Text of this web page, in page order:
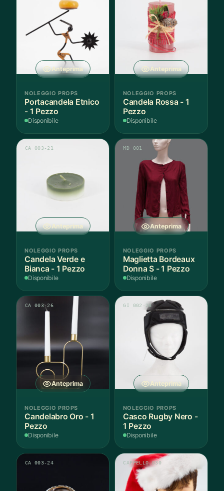
Anteprima
NOLEGGIO PROPS
Portacandela Etnico
- 1 Pezzo
Disponibile
Anteprima
NOLEGGIO PROPS
Candela Rossa - 1
Pezzo
Disponibile
Anteprima
CA 003-21
NOLEGGIO PROPS
Candela Verde e
Bianca - 1 Pezzo
Disponibile
Anteprima
MD 001
NOLEGGIO PROPS
Maglietta Bordeaux
Donna S - 1 Pezzo
Disponibile
Anteprima
CA 003-26
NOLEGGIO PROPS
Candelabro Oro - 1
Pezzo
Disponibile
Anteprima
GI 002-28
NOLEGGIO PROPS
Casco Rugby Nero -
1 Pezzo
Disponibile
CA 003-24 CAPPELLO 030